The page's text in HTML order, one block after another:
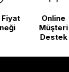
Fiyat
Online
Müşteri
Destek